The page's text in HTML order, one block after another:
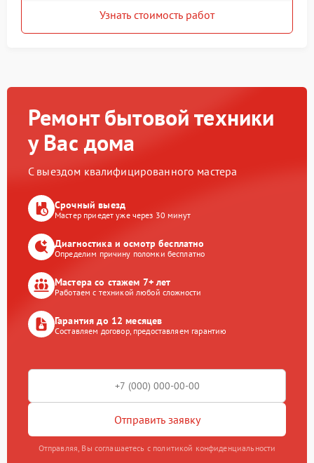
Узнать стоимость работ
Ремонт бытовой техники
у Вас дома
С выездом квалифицированного мастера
Срочный выезд
Мастер приедет уже через 30 минут
Диагностика и осмотр бесплатно
Определим причину поломки бесплатно
Мастера со стажем 7+ лет
Работаем с техникой любой сложности
Гарантия до 12 месяцев
Составляем договор, предоставляем гарантию
Отправить заявку
Отправляя, Вы соглашаетесь с политикой конфиденциальности